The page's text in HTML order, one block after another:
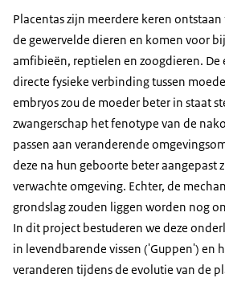
Placentas zijn meerdere keren
de gewervelde dieren en komen voor
amfibieën, reptielen en zoogdieren. De
directe fysieke verbinding tussen
embryos zou de moeder beter in staat
zwangerschap het fenotype van de
passen aan veranderende
deze na hun geboorte beter aangepast
verwachte omgeving. Echter, de
grondslag zouden liggen worden nog
In dit project bestuderen we deze
in levendbarende vissen ('Guppen') en
veranderen tijdens de evolutie van de